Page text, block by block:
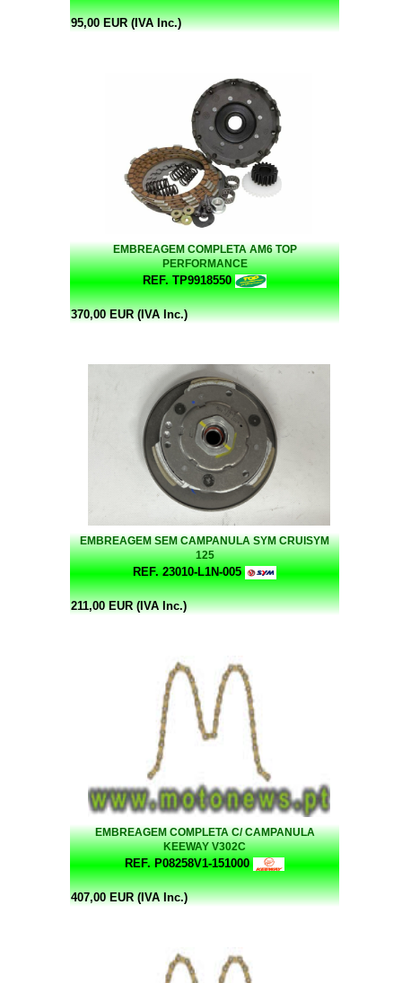
95,00 EUR (IVA Inc.)
EMBREAGEM COMPLETA AM6 TOP
PERFORMANCE
REF. TP9918550
370,00 EUR (IVA Inc.)
EMBREAGEM SEM CAMPANULA SYM CRUISYM
125
REF. 23010-L1N-005
211,00 EUR (IVA Inc.)
EMBREAGEM COMPLETA C/ CAMPANULA
KEEWAY V302C
REF. P08258V1-151000
407,00 EUR (IVA Inc.)